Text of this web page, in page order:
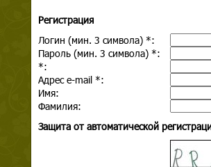
Регистрация
Логин (мин. 3 символа) *:
Пароль (мин. 3 символа) *:
*:
Адрес e-mail *:
Имя:
Фамилия:
Защита от автоматической